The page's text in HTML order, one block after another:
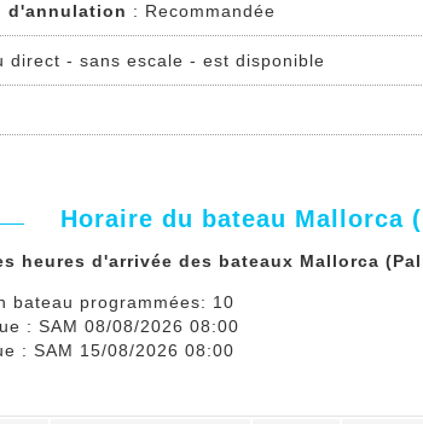
d'annulation : Recommandée
direct - sans escale - est disponible
Horaire du bateau Mallorca
heures d'arrivée des bateaux Mallorca
bateau programmées: 10
: SAM 08/08/2026 08:00
: SAM 15/08/2026 08:00